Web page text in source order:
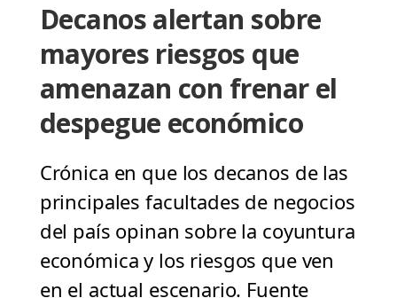
Decanos alertan sobre
mayores riesgos que
amenazan con frenar el
despegue económico
Crónica en que los decanos de las
principales facultades de negocios
del país opinan sobre la coyuntura
económica y los riesgos que ven
en el actual escenario. Fuente